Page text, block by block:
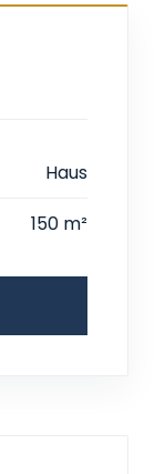
Haus
150 m²